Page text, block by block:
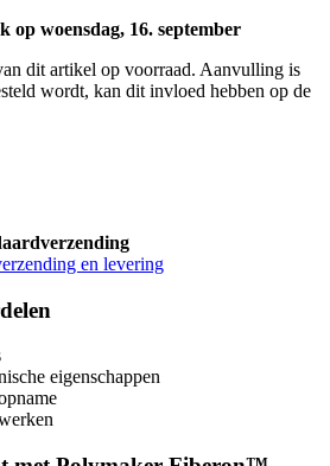
woensdag, 16. september
dit artikel op voorraad. Aanvulling is
wordt, kan dit invloed hebben op de
en levering
eigenschappen